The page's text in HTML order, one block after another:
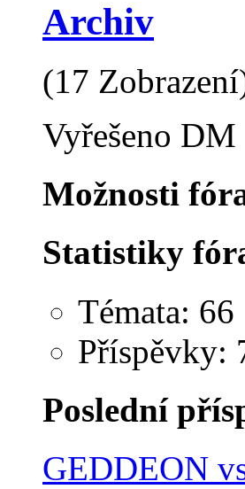
Archiv
(17
Vyřešeno
Možnosti
Statistiky
Témata: 66
Příspěvky:
Poslední
GEDDEON